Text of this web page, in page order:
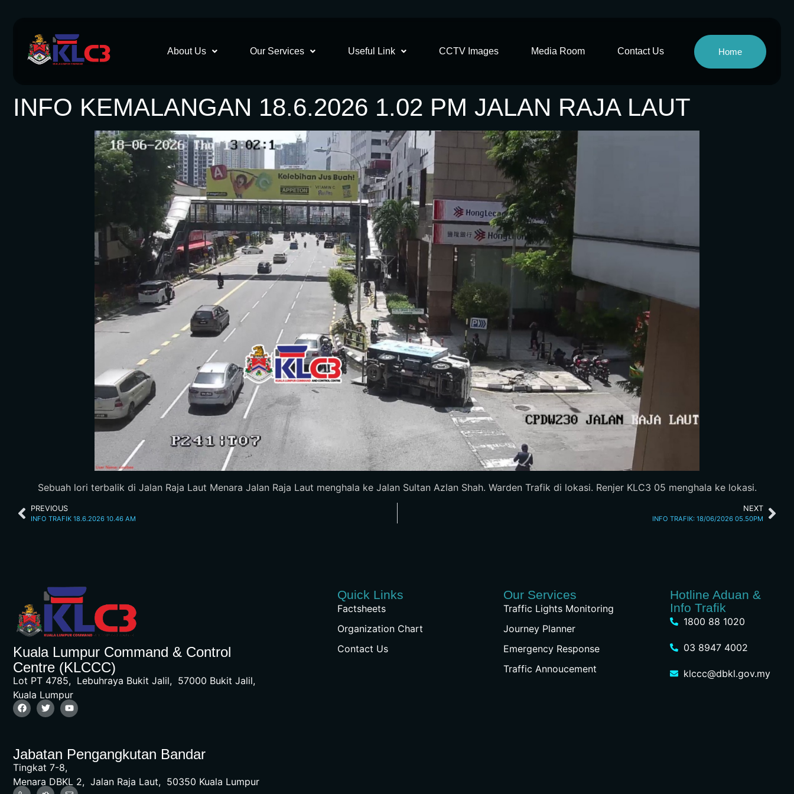
About Us Our Services Useful Link CCTV Images Media Room Contact Us Home
INFO KEMALANGAN 18.6.2026 1.02 PM JALAN RAJA LAUT
Sebuah lori terbalik di Jalan Raja Laut Menara Jalan Raja Laut menghala ke Jalan Sultan Azlan Shah. Warden Trafik di lokasi. Renjer KLC3 05 menghala ke lokasi.
PREVIOUS
INFO TRAFIK 18.6.2026 10.46 AM
NEXT
INFO TRAFIK: 18/06/2026 05.50PM
Kuala Lumpur Command & Control
Centre (KLCCC)
Lot PT 4785, Lebuhraya Bukit Jalil, 57000 Bukit Jalil,
Kuala Lumpur
Jabatan Pengangkutan Bandar
Tingkat 7-8,
Menara DBKL 2, Jalan Raja Laut, 50350 Kuala Lumpur
Quick Links
Factsheets
Organization Chart
Contact Us
Our Services
Traffic Lights Monitoring
Journey Planner
Emergency Response
Traffic Annoucement
Hotline Aduan &
Info Trafik
1800 88 1020
03 8947 4002
klccc@dbkl.gov.my